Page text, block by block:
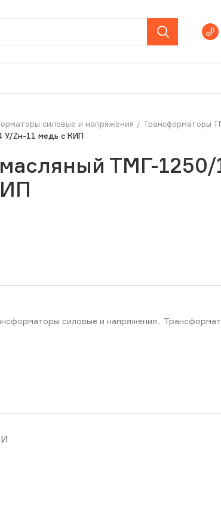
силовые и напряжения
Трансформаторы
У/Zн-11 медь с КИП
ТМГ-1250/
силовые и напряжения